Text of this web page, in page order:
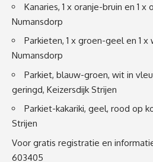
Kanaries, 1 x oranje-bruin en 1 x
Numansdorp
Parkieten, 1 x groen-geel en 1
Numansdorp
Parkiet, blauw-groen, wit in
geringd, Keizersdijk Strijen
Parkiet-kakariki, geel, rood op
Strijen
Voor gratis registratie en
603405